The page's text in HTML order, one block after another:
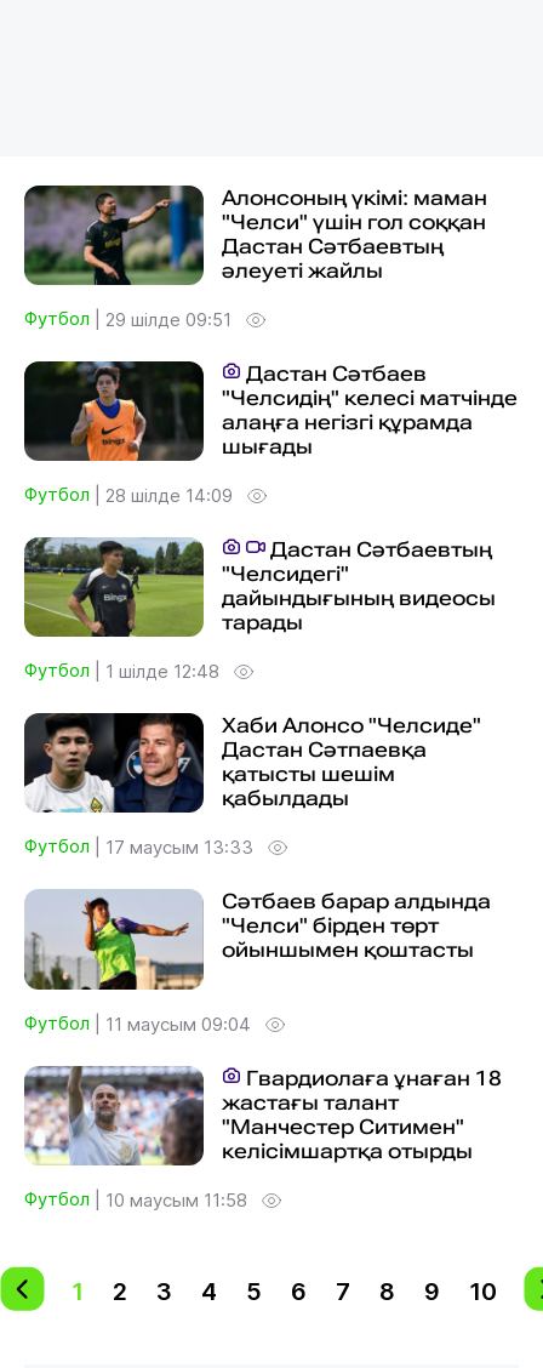
Алонсоның үкімі: маман
"Челси" үшін гол соққан
Дастан Сәтбаевтың
әлеуеті жайлы
Футбол 29 шілде 09:51
"Челсидің" келесі матчінде
алаңға негізгі құрамда
шығады
Футбол 28 шілде 14:09
Дастан Сәтбаевтың
"Челсидегі"
дайындығының видеосы
тарады
Футбол 1 шілде 12:48
Хаби Алонсо "Челсиде"
Дастан Сәтпаевқа
қатысты шешім
қабылдады
Футбол 17 маусым 13:33
Сәтбаев барар алдында
"Челси" бірден төрт
ойыншымен қоштасты
Футбол 11 маусым 09:04
жастағы талант
"Манчестер Ситимен"
келісімшартқа отырды
Футбол 10 маусым 11:58
1 2 3 4 5 6 7 8 9 10